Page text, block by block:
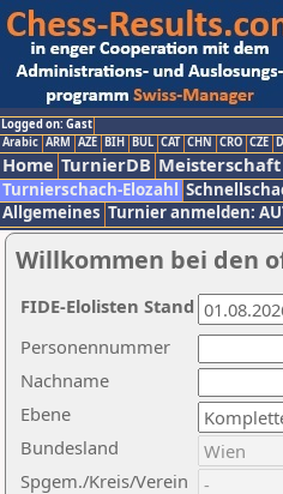
Logged on: Gast
Arabic ARM AZE BIH BUL CAT CHN CRO CZE
Home TurnierDB Meisterschaft
Turnierschach-Elozahl
Allgemeines Turnier anmelden:
Willkommen bei den
Nachname
Ebene
Personennummer
Bundesland
Spgem./Kreis/Verein
FIDE-Elolisten Stand